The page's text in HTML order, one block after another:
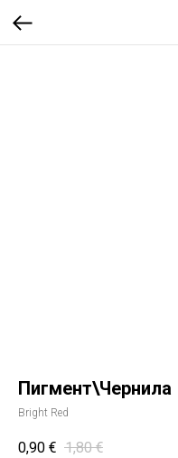
Пигмент\Чернила
Bright Red
0,90 € 1,80 €